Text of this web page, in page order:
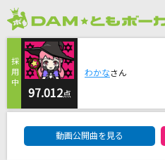
Magic
Mrs. GREEN APPLE
Bye-Good-Bye
BE:FIRST
11月のアンクレット
97.012点
わかなさん
動画公開曲を見る